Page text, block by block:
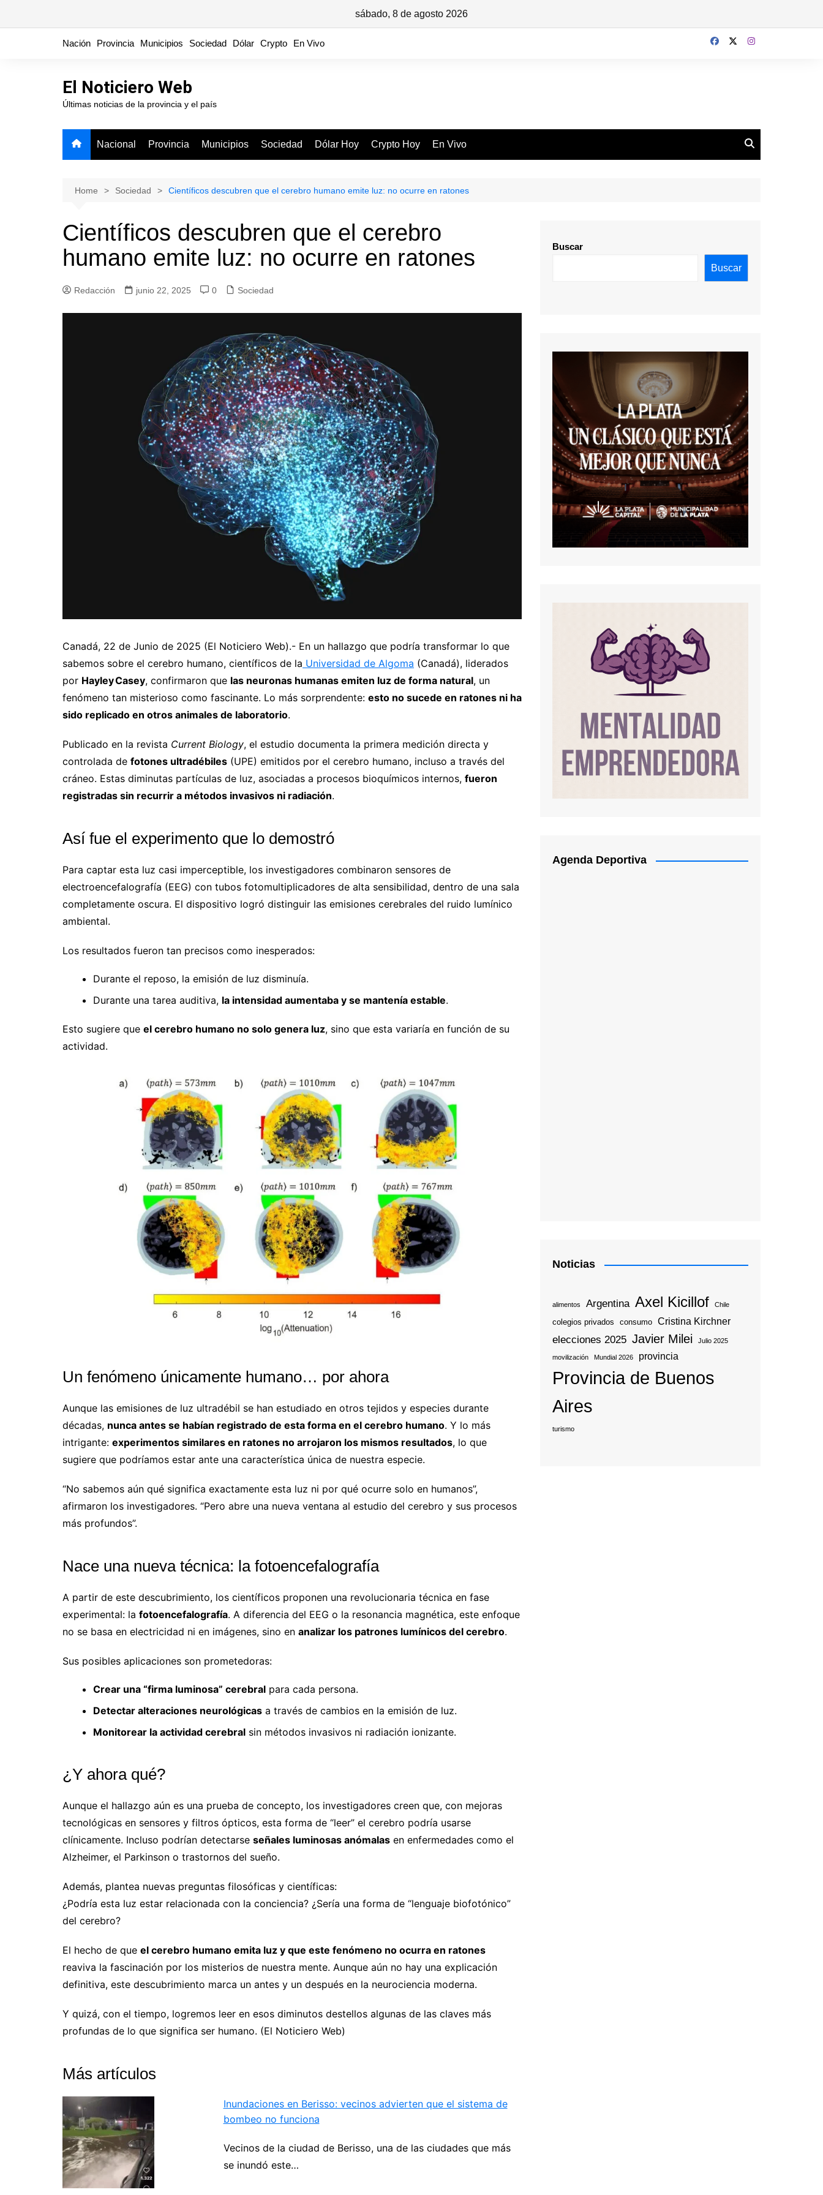
sábado, 8 de agosto 2026
Nación Provincia Municipios Sociedad Dólar Crypto En Vivo
El Noticiero Web
Últimas noticias de la provincia y el país
Nacional Provincia Municipios Sociedad Dólar Hoy Crypto Hoy En Vivo
Home Sociedad Científicos descubren que el cerebro humano emite luz: no ocurre en ratones
Científicos descubren que el cerebro
humano emite luz: no ocurre en ratones
Redacción junio 22, 2025 0 Sociedad
Canadá, 22 de Junio de 2025 (El Noticiero Web).- En un hallazgo que podría transformar lo que
sabemos sobre el cerebro humano, científicos de la Universidad de Algoma (Canadá), liderados
por Hayley Casey, confirmaron que las neuronas humanas emiten luz de forma natural, un
fenómeno tan misterioso como fascinante. Lo más sorprendente: esto no sucede en ratones ni ha
sido replicado en otros animales de laboratorio.
Publicado en la revista Current Biology, el estudio documenta la primera medición directa y
controlada de fotones ultradébiles (UPE) emitidos por el cerebro humano, incluso a través del
cráneo. Estas diminutas partículas de luz, asociadas a procesos bioquímicos internos, fueron
registradas sin recurrir a métodos invasivos ni radiación.
Así fue el experimento que lo demostró
Para captar esta luz casi imperceptible, los investigadores combinaron sensores de
electroencefalografía (EEG) con tubos fotomultiplicadores de alta sensibilidad, dentro de una sala
completamente oscura. El dispositivo logró distinguir las emisiones cerebrales del ruido lumínico
ambiental.
Los resultados fueron tan precisos como inesperados:
Durante el reposo, la emisión de luz disminuía.
Durante una tarea auditiva, la intensidad aumentaba y se mantenía estable.
Esto sugiere que el cerebro humano no solo genera luz, sino que esta variaría en función de su
actividad.
Un fenómeno únicamente humano… por ahora
Aunque las emisiones de luz ultradébil se han estudiado en otros tejidos y especies durante
décadas, nunca antes se habían registrado de esta forma en el cerebro humano. Y lo más
intrigante: experimentos similares en ratones no arrojaron los mismos resultados, lo que
sugiere que podríamos estar ante una característica única de nuestra especie.
“No sabemos aún qué significa exactamente esta luz ni por qué ocurre solo en humanos”,
afirmaron los investigadores. “Pero abre una nueva ventana al estudio del cerebro y sus procesos
más profundos”.
Nace una nueva técnica: la fotoencefalografía
A partir de este descubrimiento, los científicos proponen una revolucionaria técnica en fase
experimental: la fotoencefalografía. A diferencia del EEG o la resonancia magnética, este enfoque
no se basa en electricidad ni en imágenes, sino en analizar los patrones lumínicos del cerebro.
Sus posibles aplicaciones son prometedoras:
Crear una “firma luminosa” cerebral para cada persona.
Detectar alteraciones neurológicas a través de cambios en la emisión de luz.
Monitorear la actividad cerebral sin métodos invasivos ni radiación ionizante.
¿Y ahora qué?
Aunque el hallazgo aún es una prueba de concepto, los investigadores creen que, con mejoras
tecnológicas en sensores y filtros ópticos, esta forma de “leer” el cerebro podría usarse
clínicamente. Incluso podrían detectarse señales luminosas anómalas en enfermedades como el
Alzheimer, el Parkinson o trastornos del sueño.
Además, plantea nuevas preguntas filosóficas y científicas:
¿Podría esta luz estar relacionada con la conciencia? ¿Sería una forma de “lenguaje biofotónico”
del cerebro?
El hecho de que el cerebro humano emita luz y que este fenómeno no ocurra en ratones
reaviva la fascinación por los misterios de nuestra mente. Aunque aún no hay una explicación
definitiva, este descubrimiento marca un antes y un después en la neurociencia moderna.
Y quizá, con el tiempo, logremos leer en esos diminutos destellos algunas de las claves más
profundas de lo que significa ser humano. (El Noticiero Web)
Más artículos
Inundaciones en Berisso: vecinos advierten que el sistema de
bombeo no funciona
Vecinos de la ciudad de Berisso, una de las ciudades que más
se inundó este…
Buscar
Buscar
Agenda Deportiva
Noticias
alimentos Argentina Axel Kicillof Chile
colegios privados consumo Cristina Kirchner
elecciones 2025 Javier Milei Julio 2025
movilización Mundial 2026 provincia
Provincia de Buenos
Aires
turismo